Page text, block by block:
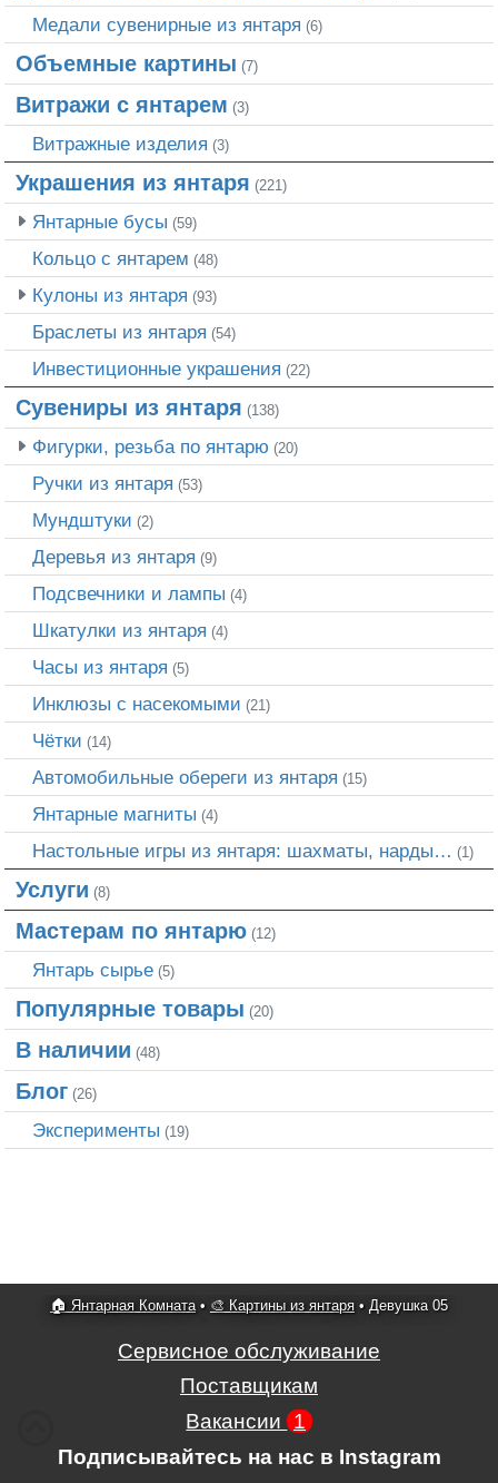
Медали сувенирные из янтаря (6)
Объемные картины (7)
Витражи с янтарем (3)
Витражные изделия (3)
Украшения из янтаря (221)
Янтарные бусы (59)
Кольцо с янтарем (48)
Кулоны из янтаря (93)
Браслеты из янтаря (54)
Инвестиционные украшения (22)
Сувениры из янтаря (138)
Фигурки, резьба по янтарю (20)
Ручки из янтаря (53)
Мундштуки (2)
Деревья из янтаря (9)
Подсвечники и лампы (4)
Шкатулки из янтаря (4)
Часы из янтаря (5)
Инклюзы с насекомыми (21)
Чётки (14)
Автомобильные обереги из янтаря (15)
Янтарные магниты (4)
Настольные игры из янтаря: шахматы, нарды… (1)
Услуги (8)
Мастерам по янтарю (12)
Янтарь сырье (5)
Популярные товары (20)
В наличии (48)
Блог (26)
Эксперименты (19)
🏠 Янтарная Комната• 🎨 Картины из янтаря • Девушка 05
Сервисное обслуживание
Поставщикам
Вакансии 1
Подписывайтесь на нас в Instagram